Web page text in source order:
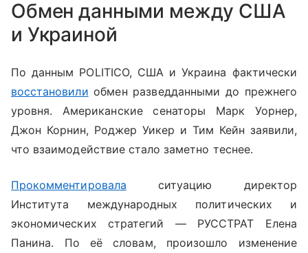
Обмен данными между США
и Украиной
По данным POLITICO, США и Украина фактически
восстановили обмен разведданными до прежнего
уровня. Американские сенаторы Марк Уорнер,
Джон Корнин, Роджер Уикер и Тим Кейн заявили,
что взаимодействие стало заметно теснее.
Прокомментировала ситуацию директор
Института международных политических и
экономических стратегий — РУССТРАТ Елена
Панина. По её словам, произошло изменение